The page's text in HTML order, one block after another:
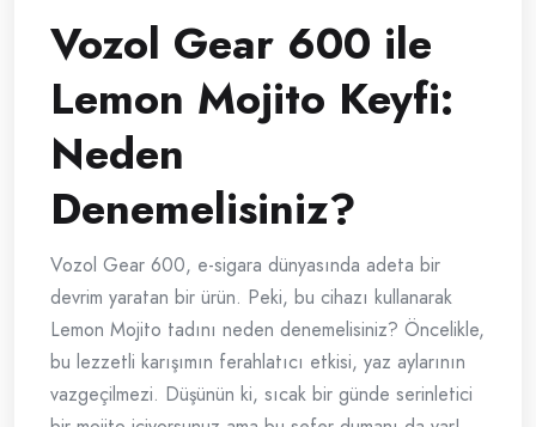
Vozol Gear 600 ile
Lemon Mojito Keyfi:
Neden
Denemelisiniz?
Vozol Gear 600, e-sigara dünyasında adeta bir
devrim yaratan bir ürün. Peki, bu cihazı kullanarak
Lemon Mojito tadını neden denemelisiniz? Öncelikle,
bu lezzetli karışımın ferahlatıcı etkisi, yaz aylarının
vazgeçilmezi. Düşünün ki, sıcak bir günde serinletici